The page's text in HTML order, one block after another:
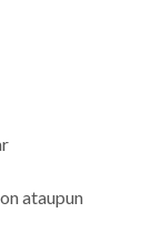
ataupun